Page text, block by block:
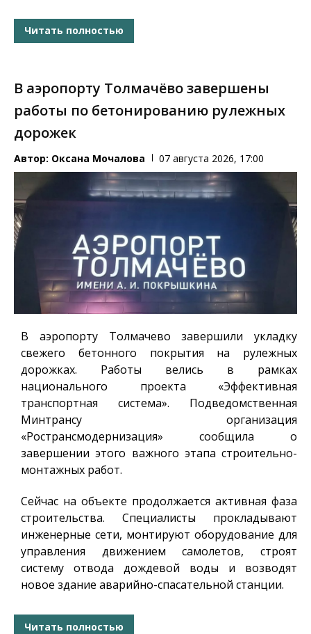
Читать полностью
В аэропорту Толмачёво завершены
работы по бетонированию рулежных
дорожек
Автор: Оксана Мочалова 07 августа 2026, 17:00
В аэропорту Толмачево завершили укладку
свежего бетонного покрытия на рулежных
дорожках. Работы велись в рамках
национального проекта «Эффективная
транспортная система». Подведомственная
Минтрансу организация
«Ространсмодернизация» сообщила о
завершении этого важного этапа строительно-
монтажных работ.
Сейчас на объекте продолжается активная фаза
строительства. Специалисты прокладывают
инженерные сети, монтируют оборудование для
управления движением самолетов, строят
систему отвода дождевой воды и возводят
новое здание аварийно-спасательной станции.
Читать полностью